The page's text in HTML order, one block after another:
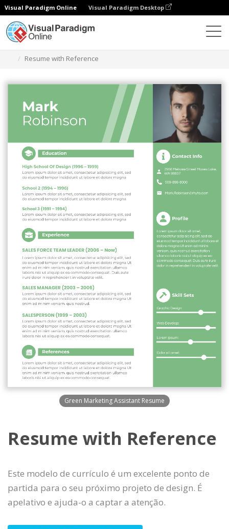
Visual Paradigm Online Visual Paradigm Desktop
Resume with Reference
Green Marketing Assistant Resume
Resume with Reference
Este modelo de currículo é um excelente ponto de
partida para o seu próximo projeto de design. É
apelativo e ajuda-o a captar a atenção.